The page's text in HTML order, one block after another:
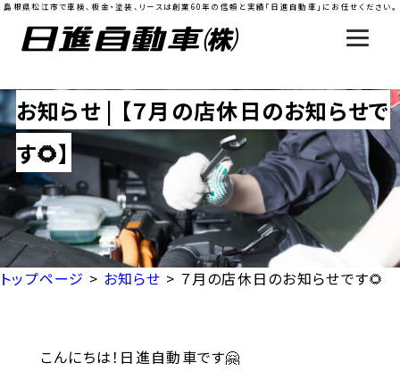
島根県松江市で車検、板金・塗装、リースは創業60年の信頼と実績「日進自動車」にお任せください。
お知らせ | 【７月の店休日のお知らせで
す🌻】
トップページ > お知らせ > ７月の店休日のお知らせです🌻
こんにちは！日進自動車です🤗